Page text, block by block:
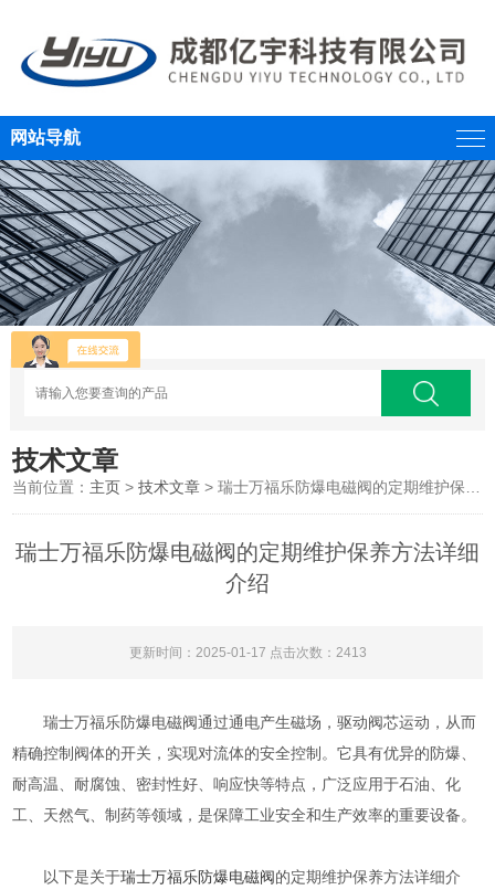
网站导航
技术文章
当前位置： 主页 >技术文章 > 瑞士万福乐防爆电磁阀的定期维护保养方法详细介绍
瑞士万福乐防爆电磁阀的定期维护保养方法详细
介绍
更新时间：2025-01-17 点击次数：2413
瑞士万福乐防爆电磁阀通过通电产生磁场，驱动阀芯运动，从而
精确控制阀体的开关，实现对流体的安全控制。它具有优异的防爆、
耐高温、耐腐蚀、密封性好、响应快等特点，广泛应用于石油、化
工、天然气、制药等领域，是保障工业安全和生产效率的重要设备。
以下是关于瑞士万福乐防爆电磁阀的定期维护保养方法详细介